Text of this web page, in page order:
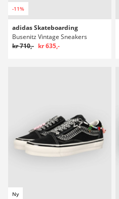
-11%
adidas Skateboarding
Busenitz Vintage Sneakers
kr 710,- kr 635,-
Ny